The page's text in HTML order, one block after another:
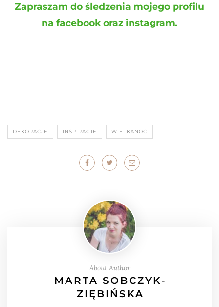
Zapraszam do śledzenia mojego profilu
na facebook oraz instagram.
DEKORACJE INSPIRACJE WIELKANOC
About Author
MARTA SOBCZYK-
ZIĘBIŃSKA